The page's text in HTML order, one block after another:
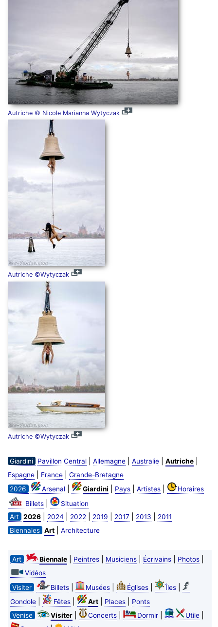
Autriche © Nicole Marianna Wytyczak
Autriche ©Wytyczak
Autriche ©Wytyczak
Giardini Pavillon Central| Allemagne| Australie| Autriche|
Espagne| France| Grande-Bretagne
2026
Arsenal| Giardini Pays| Artistes|
Horaires
Billets|
Situation
Art 2026| 2024 2022 2019 2017 2013
2011
Biennales Art| Architecture
Art Biennale| Peintres| Musiciens| Écrivains| Photos|
Vidéos
Visiter
Billets| Musées| Églises| Îles|
Gondole| Fêtes| Art| Places|
Ponts
Venise
Visiter| Concerts| Dormir| Utile|